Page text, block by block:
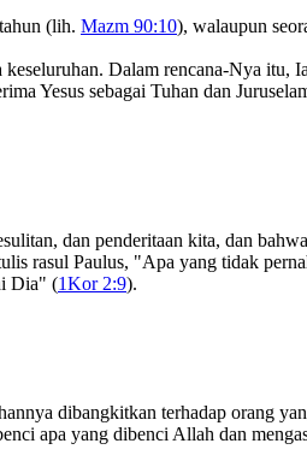
(lih. Mazm 90:10), walaupun
Dalam rencana-Nya itu,
Yesus sebagai Tuhan dan
dan penderitaan kita, dan
rasul Paulus, "Apa yang tidak
Dia" (1Kor 2:9).
dibangkitkan terhadap orang
apa yang dibenci Allah dan